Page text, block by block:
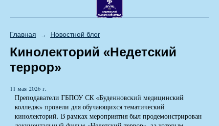
Главная → Новостной блог
Кинолекторий «Недетский
террор»
11 мая 2026 г.
Преподаватели ГБПОУ СК «Буденновский медицинский
колледж» провели для обучающихся тематический
кинолекторий. В рамках мероприятия был продемонстрирован